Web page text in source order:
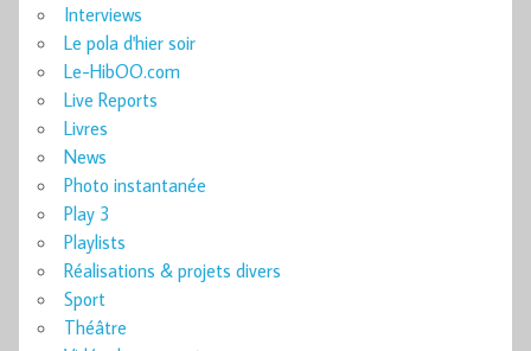
Interviews
Le pola d'hier soir
Le-HibOO.com
Live Reports
Livres
News
Photo instantanée
Play 3
Playlists
Réalisations & projets divers
Sport
Théâtre